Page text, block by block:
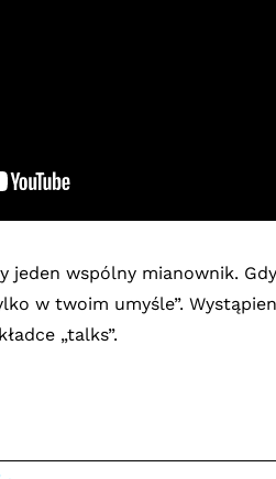
jeden wspólny mianownik.
w twoim umyśle”.
„talks”.